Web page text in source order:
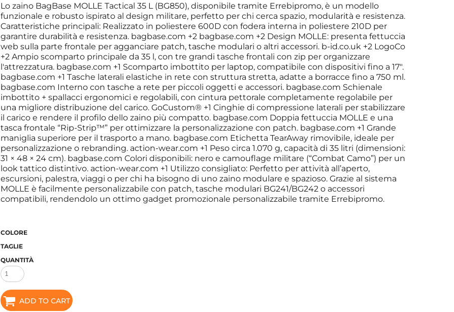
Lo zaino BagBase MOLLE Tactical 35 L (BG850), disponibile tramite Errebipromo, è un modello
funzionale e robusto ispirato al design militare, perfetto per chi cerca spazio, modularità e resistenza.
Caratteristiche principali: Realizzato in poliestere 600D con fodera interna in poliestere 210D per
garantire durabilità e resistenza. bagbase.com +2 bagbase.com +2 Design MOLLE: presenta fettuccia
web sulla parte frontale per agganciare patch, tasche modulari o altri accessori. b-id.co.uk +2 LogoCo
+2 Ampio scomparto principale da 35 l, con tre grandi tasche frontali con zip per organizzare
l'attrezzatura. bagbase.com +1 Scomparto imbottito per laptop, compatibile con dispositivi fino a 17″.
bagbase.com +1 Tasche laterali elastiche in rete con struttura stretta, adatte a borracce fino a 750 ml.
bagbase.com Interno con tasche a rete per piccoli oggetti e accessori. bagbase.com Schienale
imbottito + spallacci ergonomici e regolabili, con cintura pettorale completamente regolabile per
una migliore distribuzione del carico. GoCustom® +1 Cinghie di compressione laterali per stabilizzare
il carico e rendere il profilo dello zaino più compatto. bagbase.com Doppia fettuccia MOLLE e una
tasca frontale “Rip-Strip™” per ottimizzare la personalizzazione con patch. bagbase.com +1 Grande
maniglia superiore per il trasporto a mano. bagbase.com Etichetta TearAway rimovibile, ideale per
personalizzazione o rebranding. action-wear.com +1 Peso circa 1.070 g, capacità di 35 litri (dimensioni:
31 × 48 × 24 cm). bagbase.com Colori disponibili: nero e camouflage militare (“Combat Camo”) per un
look tattico distintivo. action-wear.com +1 Utilizzo consigliato: Perfetto per attività all’aperto,
escursioni, palestra, viaggi o per chi ha bisogno di uno zaino modulare e spazioso. Grazie al sistema
MOLLE è facilmente personalizzabile con patch, tasche modulari BG241/BG242 o accessori
compatibili, rendendolo un ottimo gadget promozionale personalizzabile tramite Errebipromo.
COLORE
TAGLIE
QUANTITÀ
ADD TO CART